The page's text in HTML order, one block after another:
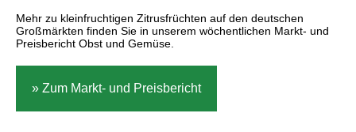
Mehr zu kleinfruchtigen Zitrusfrüchten auf den deutschen
Großmärkten finden Sie in unserem wöchentlichen Markt- und
Preisbericht Obst und Gemüse.
» Zum Markt- und Preisbericht